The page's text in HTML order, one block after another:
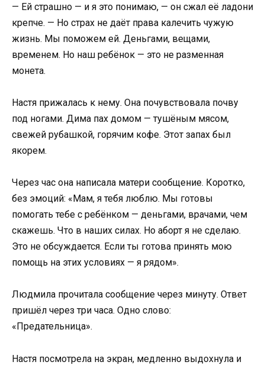
— Ей страшно — и я это понимаю, — он сжал её ладони
крепче. — Но страх не даёт права калечить чужую
жизнь. Мы поможем ей. Деньгами, вещами,
временем. Но наш ребёнок — это не разменная
монета.
Настя прижалась к нему. Она почувствовала почву
под ногами. Дима пах домом — тушёным мясом,
свежей рубашкой, горячим кофе. Этот запах был
якорем.
Через час она написала матери сообщение. Коротко,
без эмоций: «Мам, я тебя люблю. Мы готовы
помогать тебе с ребёнком — деньгами, врачами, чем
скажешь. Что в наших силах. Но аборт я не сделаю.
Это не обсуждается. Если ты готова принять мою
помощь на этих условиях — я рядом».
Людмила прочитала сообщение через минуту. Ответ
пришёл через три часа. Одно слово:
«Предательница».
Настя посмотрела на экран, медленно выдохнула и